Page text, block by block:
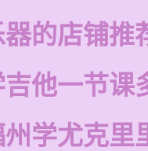
的店铺推
他一节课
学尤克里